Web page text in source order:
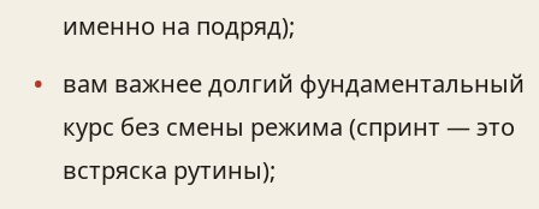
именно на подряд);
вам важнее долгий фундаментальный
курс без смены режима (спринт — это
встряска рутины);